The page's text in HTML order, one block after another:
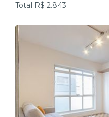
Total R$ 2.843